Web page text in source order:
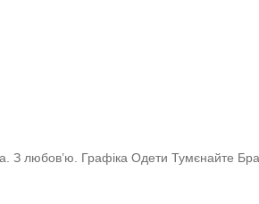
З любов’ю. Графіка Одети Тумєнайте